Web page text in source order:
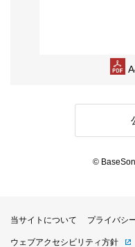
©
当サイトについて プライバシ
ウェブアクセシビリティ方針